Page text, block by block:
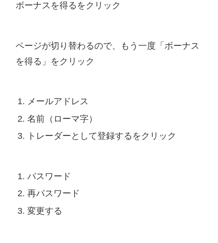
ボーナスを得るをクリック
ページが切り替わるので、もう一度「ボーナス
を得る」をクリック
メールアドレス
名前（ローマ字）
トレーダーとして登録するをクリック
パスワード
再パスワード
変更する